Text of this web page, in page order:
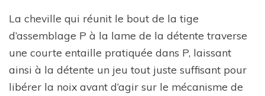
La cheville qui réunit le bout de la tige
d’assemblage P à la lame de la détente traverse
une courte entaille pratiquée dans P, laissant
ainsi à la détente un jeu tout juste suffisant pour
libérer la noix avant d’agir sur le mécanisme de